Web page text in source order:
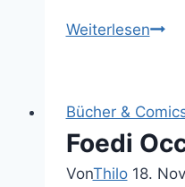
WeiterlesenMalen
Bücher &
Foedi
VonThilo 18.